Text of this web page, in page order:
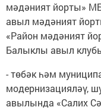
мәдәният йорты»
авыл мәдәният
«Район мәдәният
Балыклы авыл
- төбәк һәм
модернизацияләү,
авылында «Салих